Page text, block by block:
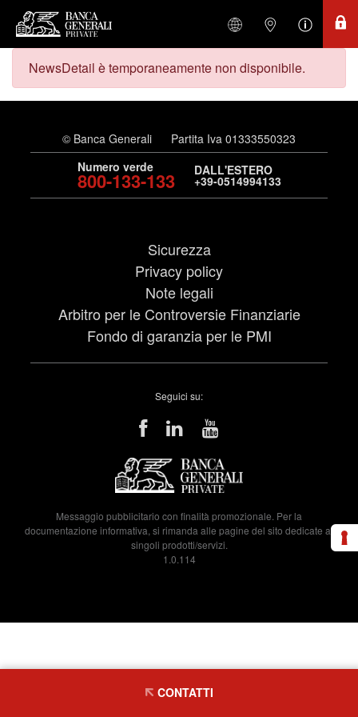
NewsDetail è temporaneamente non disponibile.
© Banca Generali
Partita Iva 01333550323
Numero verde
800-133-133 DALL'ESTERO
+39-0514994133
Sicurezza
Privacy policy
Note legali
Arbitro per le Controversie Finanziarie
Fondo di garanzia per le PMI
Seguici su:
Messaggio pubblicitario con finalità promozionale. Per la
documentazione informativa, si rimanda alle pagine del sito dedicate ai
singoli prodotti/servizi.
1.0.114
CONTATTI